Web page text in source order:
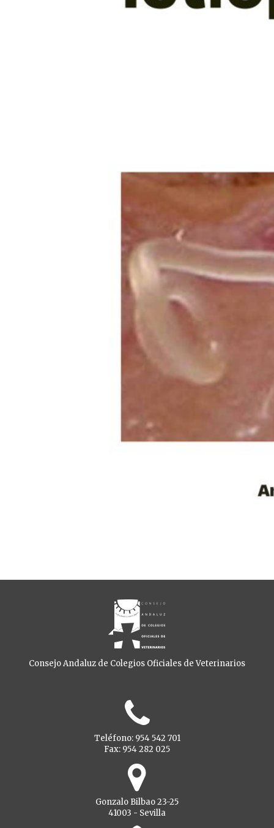
Consejo Andaluz de Colegios Oficiales de Veterinarios
Teléfono: 954 542 701
Fax: 954 282 025
Gonzalo Bilbao 23-25
41003 - Sevilla